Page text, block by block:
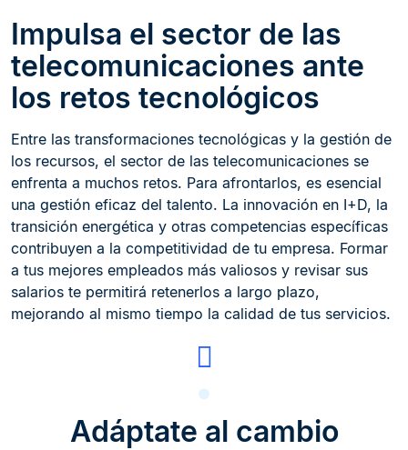
Impulsa el sector de las
telecomunicaciones ante
los retos tecnológicos
Entre las transformaciones tecnológicas y la gestión de
los recursos, el sector de las telecomunicaciones se
enfrenta a muchos retos. Para afrontarlos, es esencial
una gestión eficaz del talento. La innovación en I+D, la
transición energética y otras competencias específicas
contribuyen a la competitividad de tu empresa. Formar
a tus mejores empleados más valiosos y revisar sus
salarios te permitirá retenerlos a largo plazo,
mejorando al mismo tiempo la calidad de tus servicios.
Adáptate al cambio